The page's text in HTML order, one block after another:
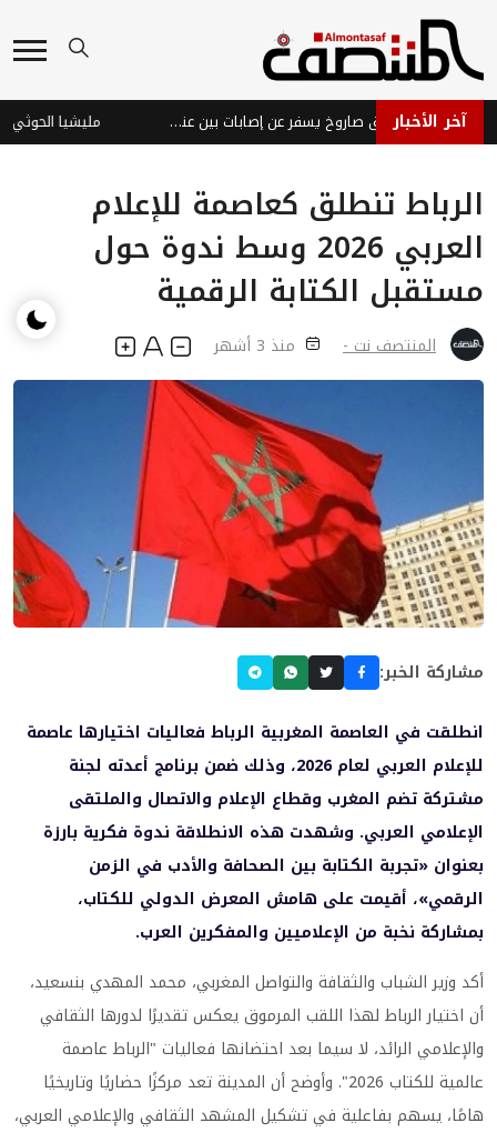
آخر الأخبار فشل حوثي في إطلاق صاروخ يسفر عن إصابات بين عناصر المليشيا في إب مليشيا الحوثي
الرباط تنطلق كعاصمة للإعلام
العربي 2026 وسط ندوة حول
مستقبل الكتابة الرقمية
المنتصف نت - منذ 3 أشهر
مشاركة الخبر:
انطلقت في العاصمة المغربية الرباط فعاليات اختيارها عاصمة
للإعلام العربي لعام 2026، وذلك ضمن برنامج أعدته لجنة
مشتركة تضم المغرب وقطاع الإعلام والاتصال والملتقى
الإعلامي العربي. وشهدت هذه الانطلاقة ندوة فكرية بارزة
بعنوان «تجربة الكتابة بين الصحافة والأدب في الزمن
الرقمي»، أقيمت على هامش المعرض الدولي للكتاب،
بمشاركة نخبة من الإعلاميين والمفكرين العرب.
أكد وزير الشباب والثقافة والتواصل المغربي، محمد المهدي بنسعيد،
أن اختيار الرباط لهذا اللقب المرموق يعكس تقديرًا لدورها الثقافي
والإعلامي الرائد، لا سيما بعد احتضانها فعاليات "الرباط عاصمة
عالمية للكتاب 2026". وأوضح أن المدينة تعد مركزًا حضاريًا وتاريخيًا
هامًا، يسهم بفاعلية في تشكيل المشهد الثقافي والإعلامي العربي،